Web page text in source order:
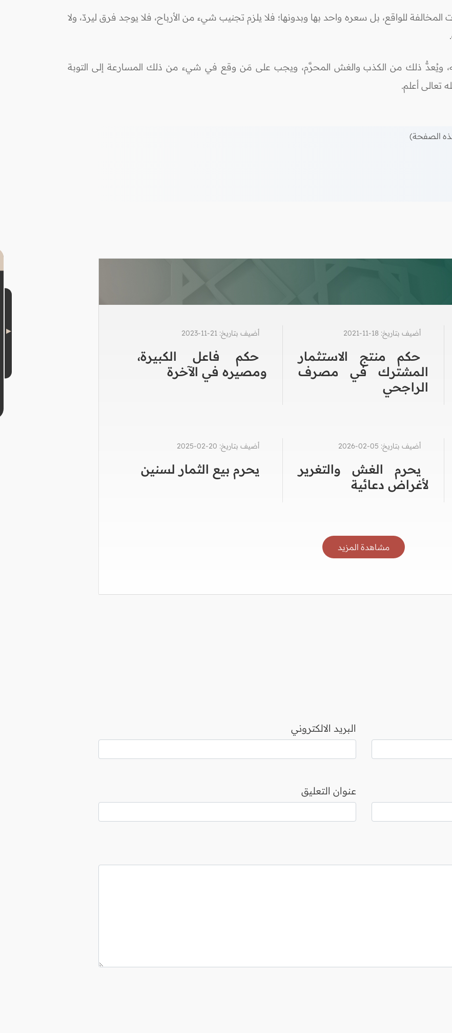
للواقع، بل سعره واحد بها وبدونها؛ فلا يلزم تجنيب شيء من الأرباح، فلا يوجد فرق ليردّ، ولا
ويُعدُّ ذلك من الكذب والغش المحرَّم، ويجب على مَن وقع في شيء من ذلك المسارعة إلى التوبة
تعالى أعلم.
الصفحة)
أضيف بتاريخ: 18-11-2021
حكم منتج الاستثمار
المشترك في مصرف
الراجحي
أضيف بتاريخ: 21-11-2023
حكم فاعل الكبيرة،
ومصيره في الآخرة
أضيف بتاريخ: 05-02-2026
يحرم الغش والتغرير
لأغراض دعائية
أضيف بتاريخ: 20-02-2025
يحرم بيع الثمار لسنين
مشاهدة المزيد
البريد الالكتروني
عنوان التعليق